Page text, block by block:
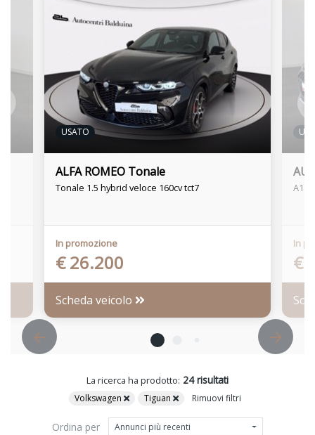
USATO
ALFA ROMEO Tonale
Tonale 1.5 hybrid veloce 160cv tct7
In promozione
€ 26.200
Scheda veicolo
A1
In
€
La ricerca ha prodotto: 24 risultati
Volkswagen Tiguan Rimuovi filtri
Ordina per Annunci più recenti